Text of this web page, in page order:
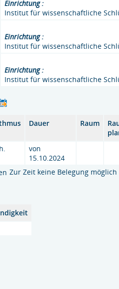
Einrichtung :
Institut für wissenschaftliche
Einrichtung :
Institut für wissenschaftliche
Einrichtung :
Institut für wissenschaftliche
Dauer Raum
von
15.10.2024
Zur Zeit keine Belegung möglich